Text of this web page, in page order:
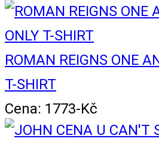
ROMAN REIGNS ONE
T-SHIRT
Cena: 1773-Kč